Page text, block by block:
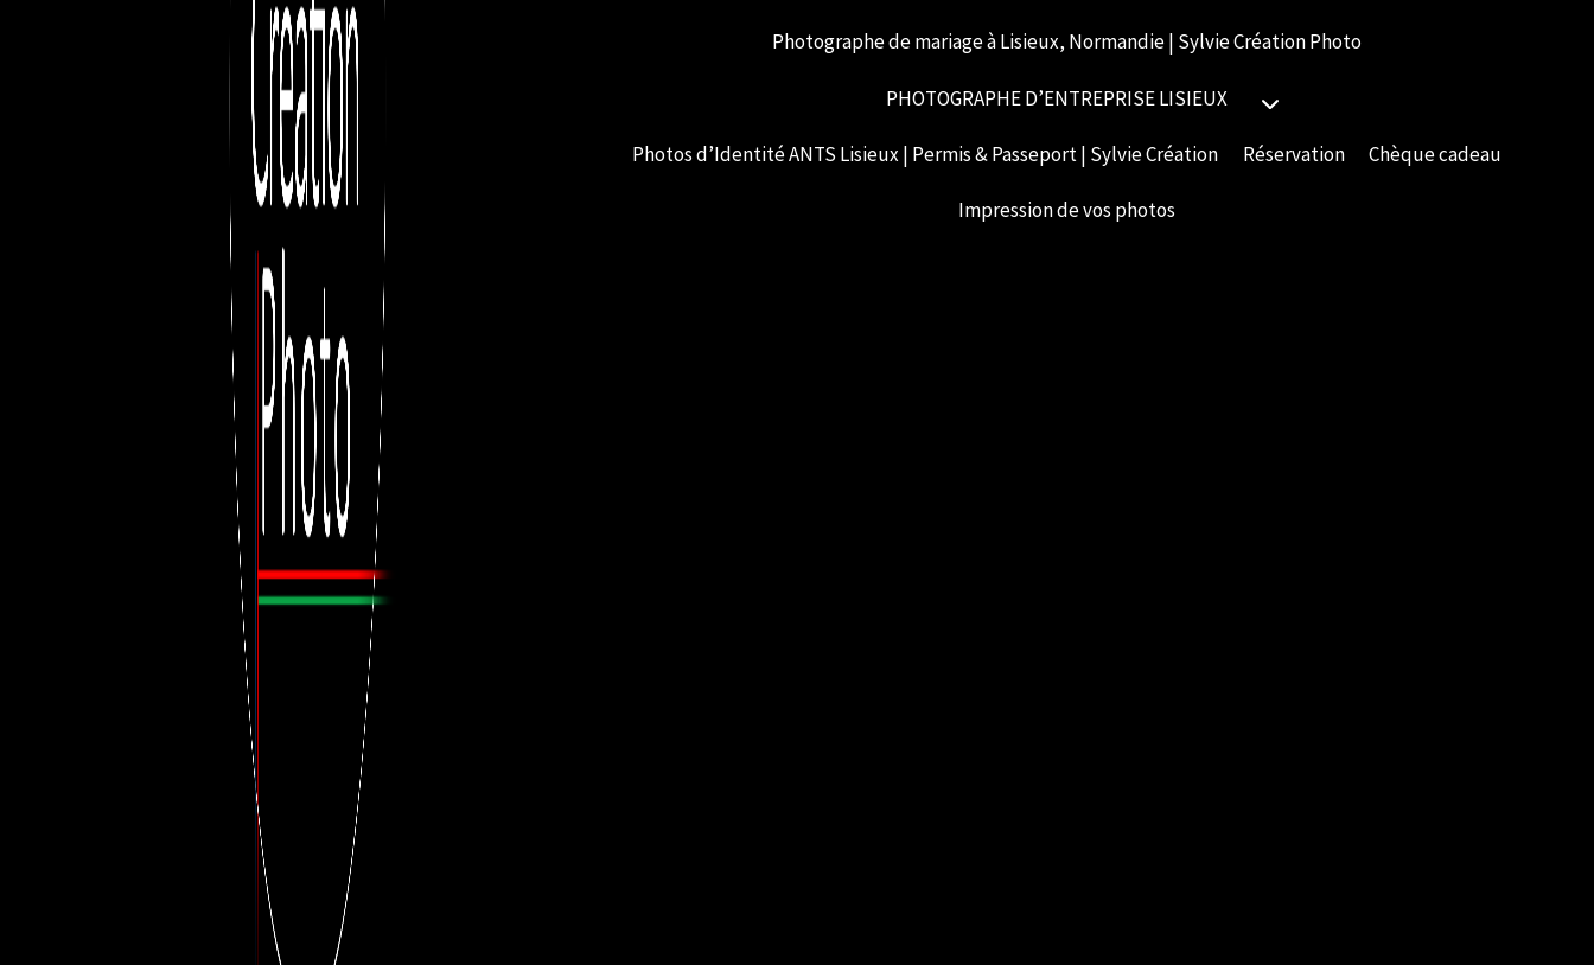
Photographe de mariage à Lisieux, Normandie | Sylvie Création Photo
PHOTOGRAPHE D’ENTREPRISE LISIEUX
Photos d’Identité ANTS Lisieux | Permis & Passeport | Sylvie Création Réservation Chèque cadeau
Impression de vos photos